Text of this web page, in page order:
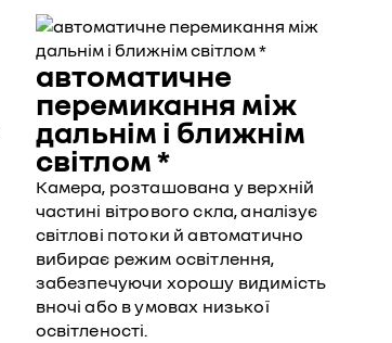
автоматичне
перемикання між
дальнім і ближнім
світлом *
Камера, розташована у верхній
частині вітрового скла, аналізує
світлові потоки й автоматично
вибирає режим освітлення,
забезпечуючи хорошу видимість
вночі або в умовах низької
освітленості.